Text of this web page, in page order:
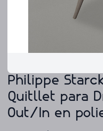
Philippe
Quitllet para
Out/In en